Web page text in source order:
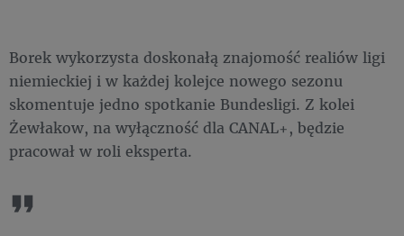
Borek wykorzysta doskonałą znajomość realiów ligi
niemieckiej i w każdej kolejce nowego sezonu
skomentuje jedno spotkanie Bundesligi. Z kolei
Żewłakow, na wyłączność dla CANAL+, będzie
pracował w roli eksperta.